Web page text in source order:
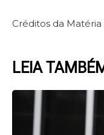
Créditos da
LEIA